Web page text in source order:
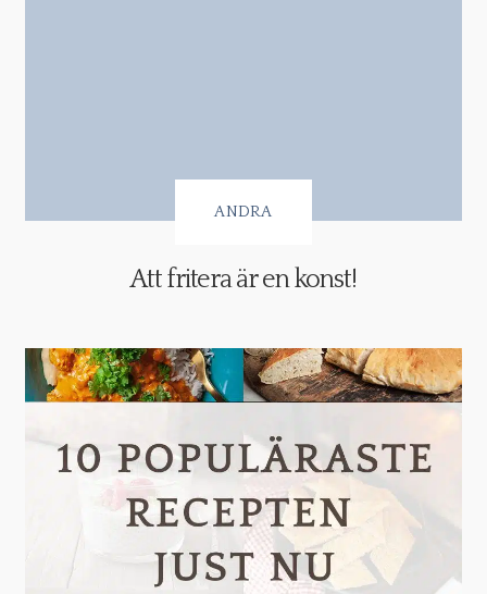
ANDRA
Att fritera är en konst!